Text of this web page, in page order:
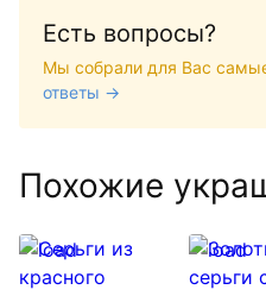
Есть вопросы?
Мы собрали для Вас
ответы →
Похожие